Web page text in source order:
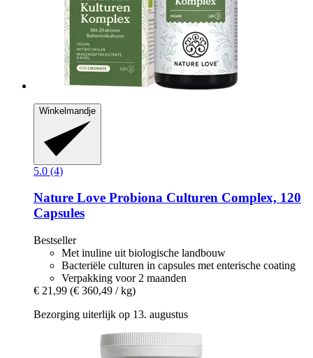
Winkelmandje
5.0 (4)
Nature Love Probiona Culturen Complex, 120
Capsules
Bestseller
Met inuline uit biologische landbouw
Bacteriële culturen in capsules met enterische coating
Verpakking voor 2 maanden
€ 21,99 (€ 360,49 / kg)
Bezorging uiterlijk op 13. augustus